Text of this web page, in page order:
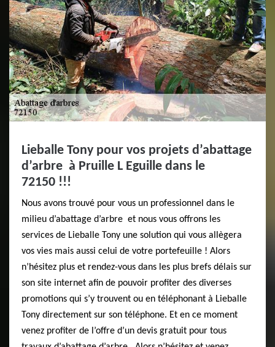
Lieballe Tony pour vos projets d’abattage
d’arbre à Pruille L Eguille dans le
72150 !!!
Nous avons trouvé pour vous un professionnel dans le
milieu d’abattage d’arbre et nous vous offrons les
services de Lieballe Tony une solution qui vous allègera
vos vies mais aussi celui de votre portefeuille ! Alors
n’hésitez plus et rendez-vous dans les plus brefs délais sur
son site internet afin de pouvoir profiter des diverses
promotions qui s’y trouvent ou en téléphonant à Lieballe
Tony directement sur son téléphone. Et en ce moment
venez profiter de l’offre d’un devis gratuit pour tous